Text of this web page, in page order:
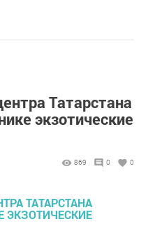
Татарстана
экзотические
869 0 0